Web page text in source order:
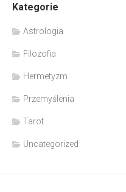
Kategorie
Astrologia
Filozofia
Hermetyzm
Przemyślenia
Tarot
Uncategorized